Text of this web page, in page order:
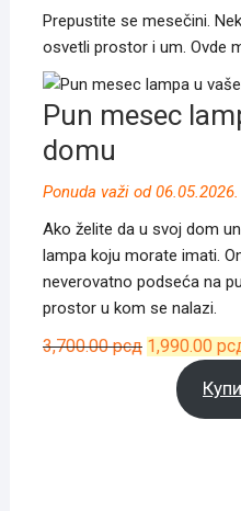
Prepustite se mesečini.
osvetli prostor i um. Ovde
Pun mesec
domu
Ponuda važi od
Ako želite da u svoj dom
lampa koju morate imati.
neverovatno podseća na
prostor u kom se nalazi.
3,700.00рсд Оригинална
цена
1,990.00